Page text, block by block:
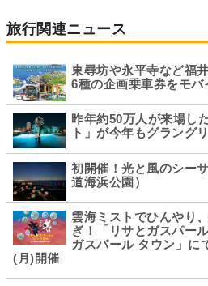
旅行関連ニュース
東尋坊や永平寺など福
6種の企画乗車券をモ
昨年約50万人が来場し
ト」が今年もグラング
初開催！光と風のシー
道海浜公園）
雲海ミストでひんやり
ぎ！「リサとガスパー
ガスパール タウン」に
(月)開催